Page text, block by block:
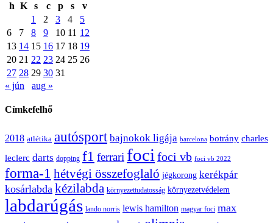
h K s c p s
v
1
2 3 4
5
6
7 8 9 10 11 12
13 14 15 16 17 18 19
20 21 22 23 24 25 26
27 28 29 30 31
« jún
aug »
Címkefelhő
2018 atlétika autósport bajnokok ligája barcelona botrány charles
leclerc darts dopping f1 ferrari foci foci vb foci vb 2022
forma-1 hétvégi összefoglaló jégkorong kerékpár
kosárlabda kézilabda környezettudatosság környezetvédelem
labdarúgás lando norris lewis hamilton magyar foci max